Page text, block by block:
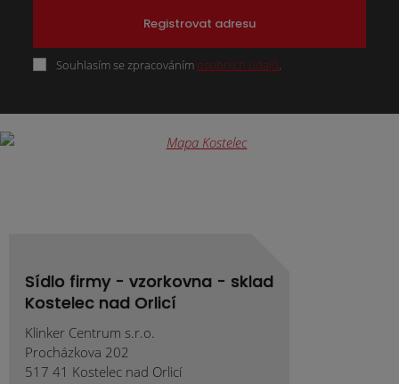
Registrovat adresu
Souhlasím se zpracováním osobních údajů.
Sídlo firmy - vzorkovna - sklad
Kostelec nad Orlicí
Klinker Centrum s.r.o.
Procházkova 202
517 41 Kostelec nad Orlicí